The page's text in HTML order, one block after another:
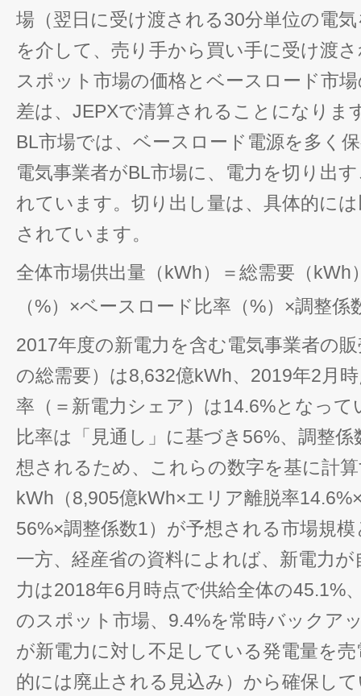
場（翌日に受け渡される30分単位の電
を介して、売り手から買い手に受け渡
スポット市場の価格とベースロード市
差は、JEPXで清算されることになりま
BL市場では、ベースロード電源を多く
電気事業者がBL市場に、電力を切り出
れています。切り出し量は、具体的に
されています。
全体市場供出量（kWh）＝総需要（kWh
（%）×ベースロード比率（%）×調整係
2017年度の新電力を含む電気事業者の
の総需要）は8,632億kWh、2019年2月
率（＝新電力シェア）は14.6%となっ
比率は「見通し」に基づき56%、調整
想されるため、これらの数字を基に計
kWh（8,905億kWh×エリア離脱率
56%×調整係数1）が予想される市場規
一方、経産省の資料によれば、新電力
力は2018年6月時点で供給全体の45.1%
のスポット市場、9.4%を常時バックア
が新電力に対し不足している発電量を
的には廃止される見込み）から確保し